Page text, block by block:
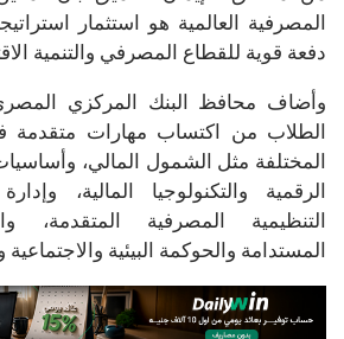
المصرفية العالمية هو استثمار
دفعة قوية للقطاع المصرفي والتنمية
وأضاف محافظ البنك المركزي
الطلاب من اكتساب مهارات متقدمة
المختلفة مثل الشمول المالي،
الرقمية والتكنولوجيا المالية،
التنظيمية المصرفية المتقدمة،
المستدامة والحوكمة البيئية